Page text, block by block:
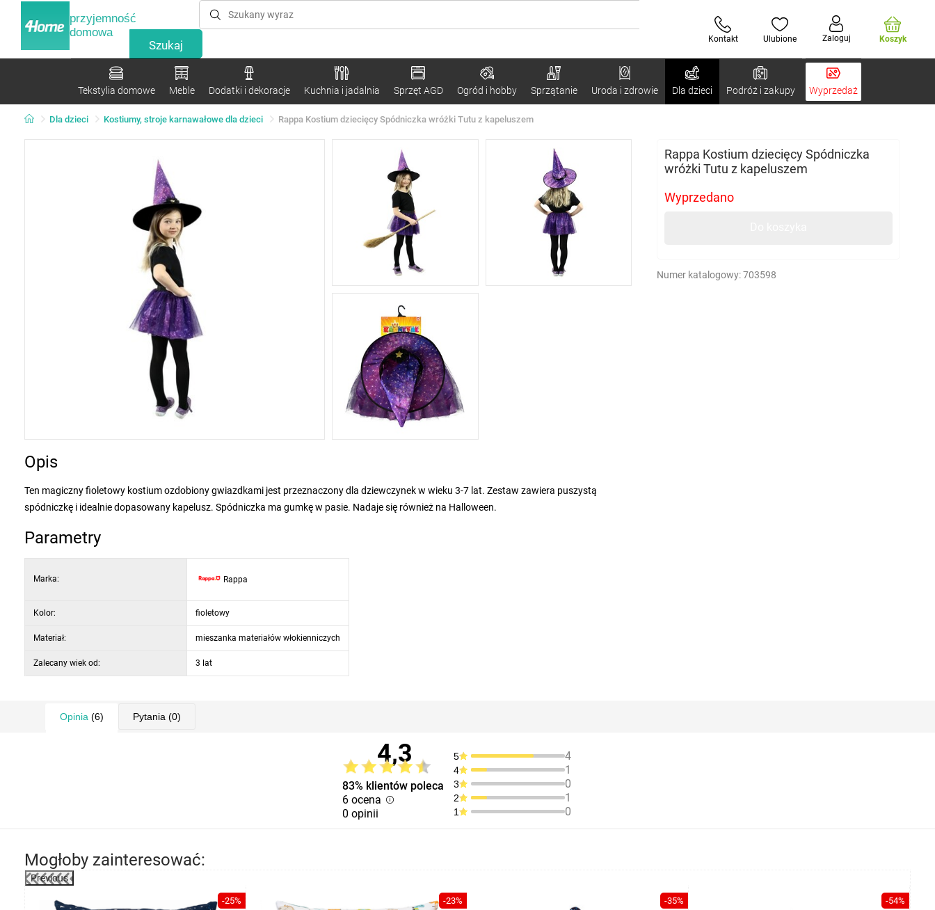
przyjemność
domowa
Kontakt Ulubione Zaloguj Koszyk
Tekstylia domowe Meble Dodatki i dekoracje Kuchnia i jadalnia Sprzęt AGD Ogród i hobby Sprzątanie Uroda i zdrowie Dla dzieci Podróż i zakupy Wyprzedaż
Dla dzieci Kostiumy, stroje karnawałowe dla dzieci Rappa Kostium dziecięcy Spódniczka wróżki Tutu z kapeluszem
Rappa Kostium dziecięcy Spódniczka
wróżki Tutu z kapeluszem
Wyprzedano
Numer katalogowy:703598
Opis
Ten magiczny fioletowy kostium ozdobiony gwiazdkami jest przeznaczony dla dziewczynek w wieku 3-7 lat. Zestaw zawiera puszystą
spódniczkę i idealnie dopasowany kapelusz. Spódniczka ma gumkę w pasie. Nadaje się również na Halloween.
Parametry
Marka: Rappa
Kolor: fioletowy
Materiał: mieszanka materiałów włokienniczych
Zalecany wiek od: 3 lat
Opinia (6) Pytania (0)
4,3
83% klientów poleca
6 ocena
0 opinii
5 4
4 1
3 0
2 1
1 0
Mogłoby zainteresować:
Previous
-25% -23% -35% -54%